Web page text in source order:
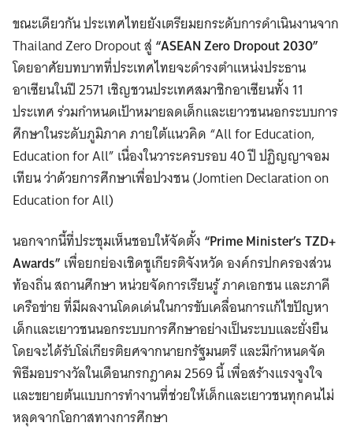
ขณะเดียวกัน ประเทศไทยยังเตรียมยกระดับการดำเนินงานจาก
Thailand Zero Dropout สู่ “ASEAN Zero Dropout 2030”
โดยอาศัยบทบาทที่ประเทศไทยจะดำรงตำแหน่งประธาน
อาเซียนในปี 2571 เชิญชวนประเทศสมาชิกอาเซียนทั้ง 11
ประเทศ ร่วมกำหนดเป้าหมายลดเด็กและเยาวชนนอกระบบการ
ศึกษาในระดับภูมิภาค ภายใต้แนวคิด “All for Education,
Education for All” เนื่องในวาระครบรอบ 40 ปี ปฏิญญาจอม
เทียน ว่าด้วยการศึกษาเพื่อปวงชน (Jomtien Declaration on
Education for All)
นอกจากนี้ที่ประชุมเห็นชอบให้จัดตั้ง “Prime Minister’s TZD+
Awards” เพื่อยกย่องเชิดชูเกียรติจังหวัด องค์กรปกครองส่วน
ท้องถิ่น สถานศึกษา หน่วยจัดการเรียนรู้ ภาคเอกชน และภาคี
เครือข่าย ที่มีผลงานโดดเด่นในการขับเคลื่อนการแก้ไขปัญหา
เด็กและเยาวชนนอกระบบการศึกษาอย่างเป็นระบบและยั่งยืน
โดยจะได้รับโล่เกียรติยศจากนายกรัฐมนตรี และมีกำหนดจัด
พิธีมอบรางวัลในเดือนกรกฎาคม 2569 นี้ เพื่อสร้างแรงจูงใจ
และขยายต้นแบบการทำงานที่ช่วยให้เด็กและเยาวชนทุกคนไม่
หลุดจากโอกาสทางการศึกษา